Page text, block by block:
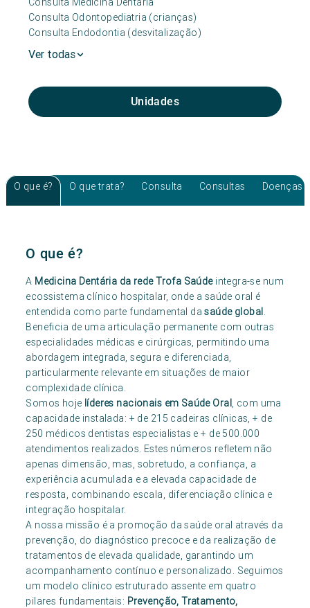
Consulta Odontopediatria (crianças)
Consulta Endodontia (desvitalização)
Ver todas
Unidades
O que é? O que trata? Consulta Consultas Doenças
O que é?
A Medicina Dentária da rede Trofa Saúdeintegra-se num
ecossistema clínico hospitalar, onde a saúde oral é
entendida como parte fundamental dasaúde global.
Beneficia de uma articulação permanente com outras
especialidades médicas e cirúrgicas, permitindo uma
abordagem integrada, segura e diferenciada,
particularmente relevante em situações de maior
complexidade clínica.
Somos hoje líderes nacionais em Saúde Oral, com uma
capacidade instalada: + de 215 cadeiras clínicas, + de
250 médicos dentistas especialistas e + de 500.000
atendimentos realizados. Estes números refletem não
apenas dimensão, mas, sobretudo, a confiança, a
experiência acumulada e a elevada capacidade de
resposta, combinando escala, diferenciação clínica e
integração hospitalar.
A nossa missão é a promoção da saúde oral através da
prevenção, do diagnóstico precoce e da realização de
tratamentos de elevada qualidade, garantindo um
acompanhamento contínuo e personalizado. Seguimos
um modelo clínico estruturado assente em quatro
pilares fundamentais: Prevenção, Tratamento,